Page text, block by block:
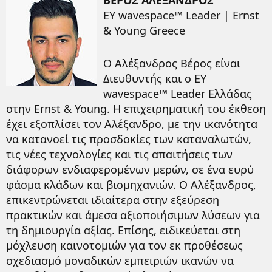
EY wavespace™ Leader | Ernst
& Young Greece
Ο Αλέξανδρος Βέρος είναι
Διευθυντής και ο EY
wavespace™ Leader Ελλάδας
στην Ernst & Young. Η επιχειρηματική του έκθεση
έχει εξοπλίσει τον Αλέξανδρο, με την ικανότητα
να κατανοεί τις προσδοκίες των καταναλωτών,
τις νέες τεχνολογίες και τις απαιτήσεις των
διάφορων ενδιαφερομένων μερών, σε ένα ευρύ
φάσμα κλάδων και βιομηχανιών. Ο Αλέξανδρος,
επικεντρώνεται ιδιαίτερα στην εξεύρεση
πρακτικών και άμεσα αξιοποιήσιμων λύσεων για
τη δημιουργία αξίας. Επίσης, ειδικεύεται στη
μόχλευση καινοτομιών για τον εκ προθέσεως
σχεδιασμό μοναδικών εμπειριών ικανών να